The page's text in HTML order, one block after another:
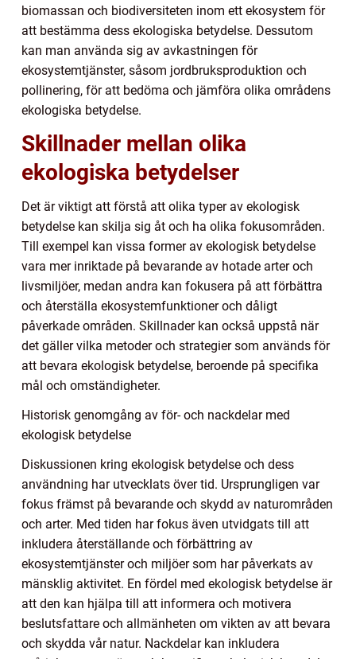
biomassan och biodiversiteten inom ett ekosystem för
att bestämma dess ekologiska betydelse. Dessutom
kan man använda sig av avkastningen för
ekosystemtjänster, såsom jordbruksproduktion och
pollinering, för att bedöma och jämföra olika områdens
ekologiska betydelse.
Skillnader mellan olika
ekologiska betydelser
Det är viktigt att förstå att olika typer av ekologisk
betydelse kan skilja sig åt och ha olika fokusområden.
Till exempel kan vissa former av ekologisk betydelse
vara mer inriktade på bevarande av hotade arter och
livsmiljöer, medan andra kan fokusera på att förbättra
och återställa ekosystemfunktioner och dåligt
påverkade områden. Skillnader kan också uppstå när
det gäller vilka metoder och strategier som används för
att bevara ekologisk betydelse, beroende på specifika
mål och omständigheter.
Historisk genomgång av för- och nackdelar med
ekologisk betydelse
Diskussionen kring ekologisk betydelse och dess
användning har utvecklats över tid. Ursprungligen var
fokus främst på bevarande och skydd av naturområden
och arter. Med tiden har fokus även utvidgats till att
inkludera återställande och förbättring av
ekosystemtjänster och miljöer som har påverkats av
mänsklig aktivitet. En fördel med ekologisk betydelse är
att den kan hjälpa till att informera och motivera
beslutsfattare och allmänheten om vikten av att bevara
och skydda vår natur. Nackdelar kan inkludera